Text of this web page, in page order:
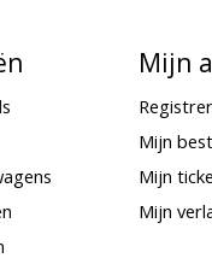
Mijn
Mijn
Mijn
Mijn